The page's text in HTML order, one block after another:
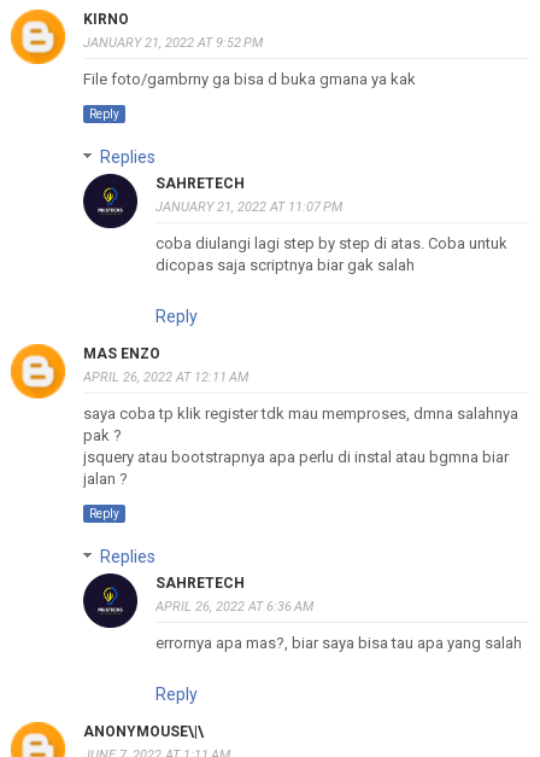
KIRNO
JANUARY 21, 2022 AT 9:52 PM
File foto/gambrny ga bisa d buka gmana ya kak
Reply
Replies
SAHRETECH
JANUARY 21, 2022 AT 11:07 PM
coba diulangi lagi step by step di atas. Coba untuk
dicopas saja scriptnya biar gak salah
Reply
MAS ENZO
APRIL 26, 2022 AT 12:11 AM
saya coba tp klik register tdk mau memproses, dmna salahnya
pak ?
jsquery atau bootstrapnya apa perlu di instal atau bgmna biar
jalan ?
Reply
Replies
SAHRETECH
APRIL 26, 2022 AT 6:36 AM
errornya apa mas?, biar saya bisa tau apa yang salah
Reply
ANONYMOUSE\|\